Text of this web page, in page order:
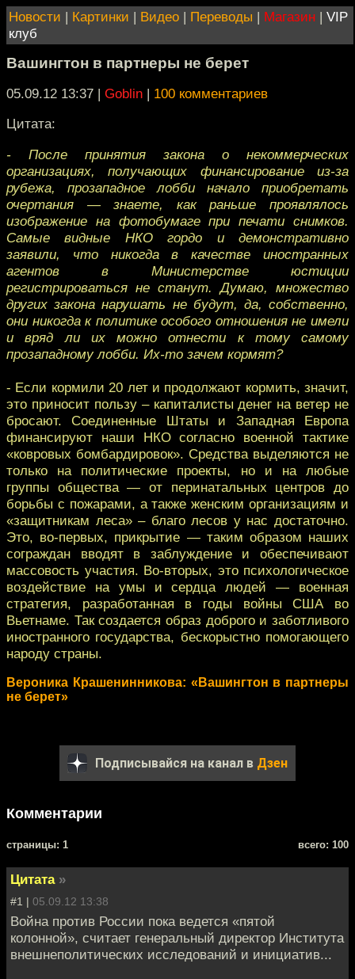
Новости | Картинки | Видео | Переводы | Магазин | VIP
клуб
Вашингтон в партнеры не берет
05.09.12 13:37 | Goblin | 100 комментариев
Цитата:
- После принятия закона о некоммерческих
организациях, получающих финансирование из-за
рубежа, прозападное лобби начало приобретать
очертания — знаете, как раньше проявлялось
изображение на фотобумаге при печати снимков.
Самые видные НКО гордо и демонстративно
заявили, что никогда в качестве иностранных
агентов в Министерстве юстиции
регистрироваться не станут. Думаю, множество
других закона нарушать не будут, да, собственно,
они никогда к политике особого отношения не имели
и вряд ли их можно отнести к тому самому
прозападному лобби. Их-то зачем кормят?
- Если кормили 20 лет и продолжают кормить, значит,
это приносит пользу – капиталисты денег на ветер не
бросают. Соединенные Штаты и Западная Европа
финансируют наши НКО согласно военной тактике
«ковровых бомбардировок». Средства выделяются не
только на политические проекты, но и на любые
группы общества — от перинатальных центров до
борьбы с пожарами, а также женским организациям и
«защитникам леса» – благо лесов у нас достаточно.
Это, во-первых, прикрытие — таким образом наших
сограждан вводят в заблуждение и обеспечивают
массовость участия. Во-вторых, это психологическое
воздействие на умы и сердца людей — военная
стратегия, разработанная в годы войны США во
Вьетнаме. Так создается образ доброго и заботливого
иностранного государства, бескорыстно помогающего
народу страны.
Вероника Крашенинникова: «Вашингтон в партнеры
не берет»
Подписывайся на канал в Дзен
Комментарии
cтраницы: 1 всего: 100
Цитата »
#1 | 05.09.12 13:38
Война против России пока ведется «пятой
колонной», считает генеральный директор Института
внешнеполитических исследований и инициатив...